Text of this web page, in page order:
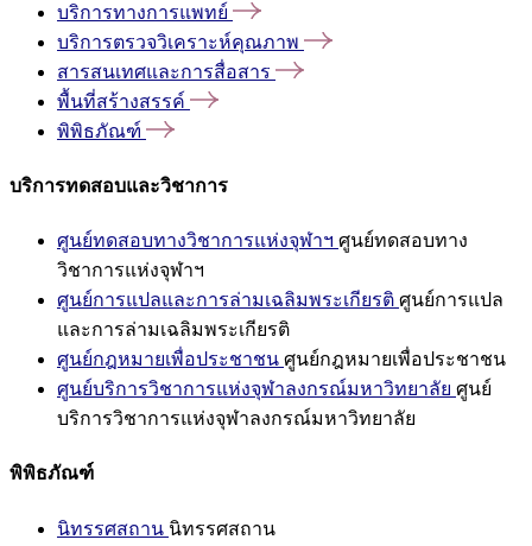
บริการทางการแพทย์
บริการตรวจวิเคราะห์คุณภาพ
สารสนเทศและการสื่อสาร
พื้นที่สร้างสรรค์
พิพิธภัณฑ์
บริการทดสอบและวิชาการ
ศูนย์ทดสอบทางวิชาการแห่งจุฬาฯ ศูนย์ทดสอบทาง
วิชาการแห่งจุฬาฯ
ศูนย์การแปลและการล่ามเฉลิมพระเกียรติ ศูนย์การแปล
และการล่ามเฉลิมพระเกียรติ
ศูนย์กฎหมายเพื่อประชาชน ศูนย์กฎหมายเพื่อประชาชน
ศูนย์บริการวิชาการแห่งจุฬาลงกรณ์มหาวิทยาลัย ศูนย์
บริการวิชาการแห่งจุฬาลงกรณ์มหาวิทยาลัย
พิพิธภัณฑ์
นิทรรศสถาน นิทรรศสถาน